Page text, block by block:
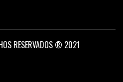
RESERVADOS ® 2021